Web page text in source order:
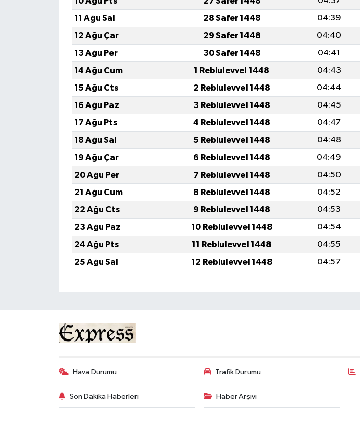
11 Ağu Sal
28 Safer 1448 04:39
12 Ağu Çar
29 Safer 1448 04:40
13 Ağu Per
30 Safer 1448 04:41
14 Ağu Cum
1 Rebiulevvel 1448 04:43
15 Ağu Cts
2 Rebiulevvel 1448 04:44
16 Ağu Paz
3 Rebiulevvel 1448 04:45
17 Ağu Pts
4 Rebiulevvel 1448 04:47
18 Ağu Sal
5 Rebiulevvel 1448 04:48
19 Ağu Çar
6 Rebiulevvel 1448 04:49
20 Ağu Per
7 Rebiulevvel 1448 04:50
21 Ağu Cum
8 Rebiulevvel 1448 04:52
22 Ağu Cts
9 Rebiulevvel 1448 04:53
23 Ağu Paz
10 Rebiulevvel 1448 04:54
24 Ağu Pts
11 Rebiulevvel 1448 04:55
25 Ağu Sal
12 Rebiulevvel 1448 04:57
Hava Durumu Trafik Durumu
Son Dakika Haberleri Haber Arşivi